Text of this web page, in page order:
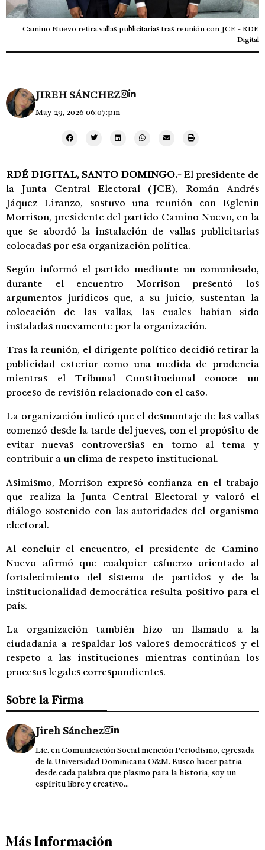
Camino Nuevo retira vallas publicitarias tras reunión con JCE - RDE
Digital
JIREH SÁNCHEZ
May 29, 2026 06:07:pm
RDÉ DIGITAL, SANTO DOMINGO.-El presidente de
la Junta Central Electoral (JCE), Román Andrés
Jáquez Liranzo, sostuvo una reunión con Eglenin
Morrison, presidente del partido Camino Nuevo, en la
que se abordó la instalación de vallas publicitarias
colocadas por esa organización política.
Según informó el partido mediante un comunicado,
durante el encuentro Morrison presentó los
argumentos jurídicos que, a su juicio, sustentan la
colocación de las vallas, las cuales habían sido
instaladas nuevamente por la organización.
Tras la reunión, el dirigente político decidió retirar la
publicidad exterior como una medida de prudencia
mientras el Tribunal Constitucional conoce un
proceso de revisión relacionado con el caso.
La organización indicó que el desmontaje de las vallas
comenzó desde la tarde del jueves, con el propósito de
evitar nuevas controversias en torno al tema y
contribuir a un clima de respeto institucional.
Asimismo, Morrison expresó confianza en el trabajo
que realiza la Junta Central Electoral y valoró el
diálogo sostenido con las autoridades del organismo
electoral.
Al concluir el encuentro, el presidente de Camino
Nuevo afirmó que cualquier esfuerzo orientado al
fortalecimiento del sistema de partidos y de la
institucionalidad democrática resulta positivo para el
país.
La organización también hizo un llamado a la
ciudadanía a respaldar los valores democráticos y el
respeto a las instituciones mientras continúan los
procesos legales correspondientes.
Sobre la Firma
Jireh Sánchez
Lic. en Comunicación Social mención Periodismo, egresada
de la Universidad Dominicana O&M. Busco hacer patria
desde cada palabra que plasmo para la historia, soy un
espíritu libre y creativo...
Más Información